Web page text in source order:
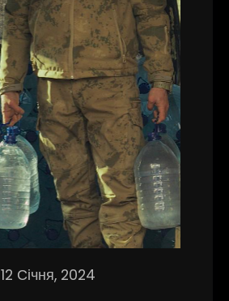
12 Січня, 2024